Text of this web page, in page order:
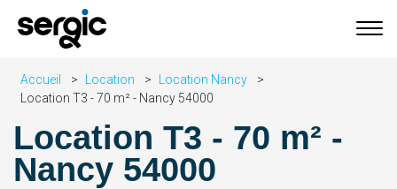
Accueil Location
Location Nancy
Location T3 - 70 m² - Nancy 54000
Location T3 - 70 m² -
Nancy 54000